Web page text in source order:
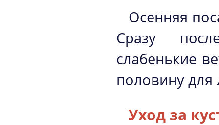
Осенняя
Сразу
слабенькие
половину для
Уход за